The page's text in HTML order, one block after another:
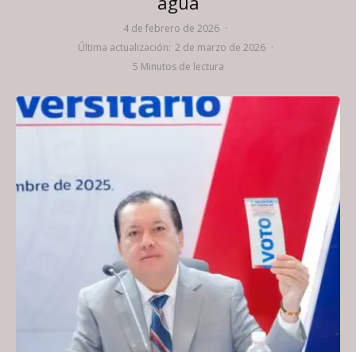
4 de febrero de 2026 ·
Última actualización: 2 de marzo de 2026 ·
5 Minutos de lectura